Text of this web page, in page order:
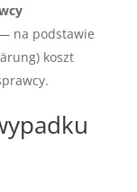
na podstawie
koszt